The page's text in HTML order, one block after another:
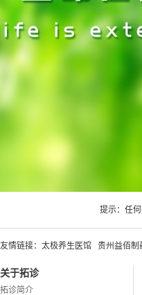
提示：任
友情链接： 太极养生医馆 贵州益佰制
关于拓诊
拓诊简介